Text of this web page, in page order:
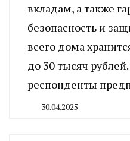
вкладам, а также
безопасность и
всего дома
до 30 тысяч
респонденты
30.04.2025